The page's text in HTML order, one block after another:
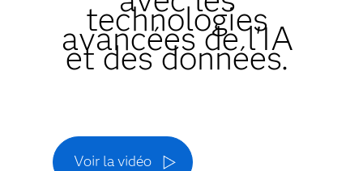
technologies
avancées de l'IA
et des données.
Voir la vidéo